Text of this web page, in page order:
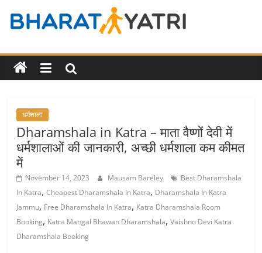
Bharat
Yatri
Places
Travel
Tour
Guide
Hindi
धर्मशाला
Dharamshala in Katra – माता वैष्णों देवी में
धर्मशालाओं की जानकारी, अच्छी धर्मशाला कम कीमत
में
November 14, 2023 Mausam Bareley
Best Dharamshala
In Katra,Cheapest Dharamshala In Katra, Dharamshala In Katra
Jammu, Free Dharamshala In Katra, Katra Dharamshala Room
Booking, Katra Mangal Bhawan Dharamshala,Vaishno Devi Katra
Dharamshala Booking